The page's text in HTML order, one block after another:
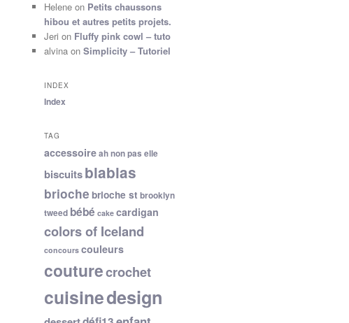
Helene on Petits chaussons
hibou et autres petits projets.
Jeri on Fluffy pink cowl – tuto
alvina on Simplicity – Tutoriel
INDEX
Index
TAG
accessoireah non pas elle
biscuitsblablas
brioche brioche st brooklyn
tweed bébé cake cardigan
colors of Iceland
concours couleurs
couturecrochet
cuisinedesign